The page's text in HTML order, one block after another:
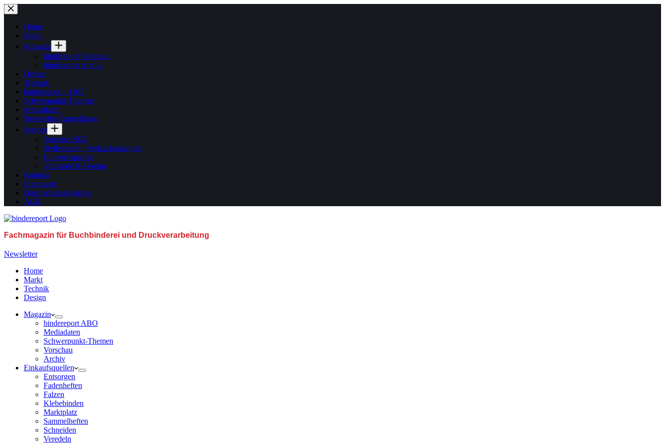
Zum
Inhalt
springenHome
Markt
Magazin
bindereport Vorschau
bindereport Archiv
Design
Technik
bindereport – ABO
Schwerpunkt-Themen
Mediadaten
Newsletter-Anmeldung
Service
Termine 2025
Stellenmarkt, Verkaufsanzeigen
Einkaufsquellen
Verbände & Vereine
Kontakt
Impressum
Datenschutzerklärung
AGB
Fachmagazin für Buchbinderei und Druckverarbeitung
Newsletter
Home
Markt
Technik
Design
Magazin
bindereport ABO
Mediadaten
Schwerpunkt-Themen
Vorschau
Archiv
Einkaufsquellen
Entsorgen
Fadenheften
Falzen
Klebebinden
Marktplatz
Sammelheften
Schneiden
Veredeln